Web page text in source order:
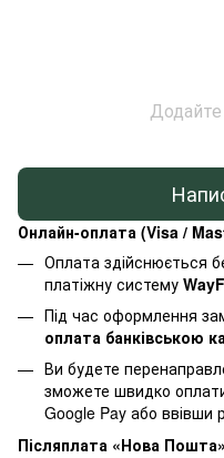
Онлайн-оплата (Visa /
Оплата здійснюється
платіжну систему
Під час оформлення
оплата банківською
Ви будете
зможете швидко
Google Pay або ввівши
Післяплата «Нова